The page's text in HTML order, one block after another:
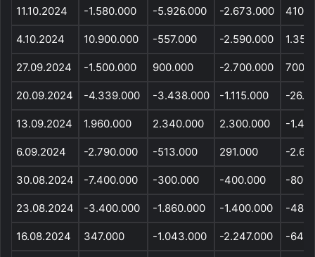
11.10.2024 -1.580.000 -5.926.000 -2.673.000
4.10.2024 10.900.000 -557.000 -2.590.000
27.09.2024 -1.500.000 900.000 -2.700.000
20.09.2024 -4.339.000 -3.438.000 -1.115.000 -
13.09.2024 1.960.000 2.340.000 2.300.000 -
6.09.2024 -2.790.000 -513.000 291.000 -
30.08.2024 -7.400.000 -300.000 -400.000 -
23.08.2024 -3.400.000 -1.860.000 -1.400.000 -
16.08.2024 347.000 -1.043.000 -2.247.000 -